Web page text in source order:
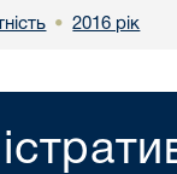
• 2016 рік